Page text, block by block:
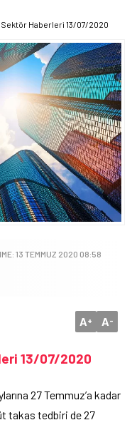
Haberleri 13/07/2020
13 TEMMUZ 2020 08:58
A+ A-
13/07/2020
27 Temmuz’a kadar
takas tedbiri de 27